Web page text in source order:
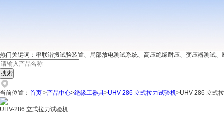
热门关键词： 串联谐振试验装置、局部放电测试系统、高压绝缘耐压、变压器测试
当前位置： 首页 >产品中心>绝缘工器具>UHV-286 立式拉力试验机>UHV-286 立式
UHV-286 立式拉力试验机